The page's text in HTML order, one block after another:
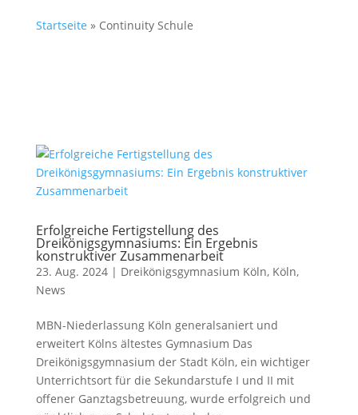
Startseite » Continuity Schule
Erfolgreiche Fertigstellung des
Dreikönigsgymnasiums: Ein Ergebnis
konstruktiver Zusammenarbeit
23. Aug. 2024| Dreikönigsgymnasium Köln, Köln,
News
MBN-Niederlassung Köln generalsaniert und
erweitert Kölns ältestes Gymnasium Das
Dreikönigsgymnasium der Stadt Köln, ein wichtiger
Unterrichtsort für die Sekundarstufe I und II mit
offener Ganztagsbetreuung, wurde erfolgreich und